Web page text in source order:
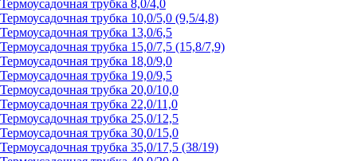
Термоусадочная трубка 8,0/4,0
Термоусадочная трубка 10,0/5,0 (9,5/4,8)
Термоусадочная трубка 13,0/6,5
Термоусадочная трубка 15,0/7,5 (15,8/7,9)
Термоусадочная трубка 18,0/9,0
Термоусадочная трубка 19,0/9,5
Термоусадочная трубка 20,0/10,0
Термоусадочная трубка 22,0/11,0
Термоусадочная трубка 25,0/12,5
Термоусадочная трубка 30,0/15,0
Термоусадочная трубка 35,0/17,5 (38/19)